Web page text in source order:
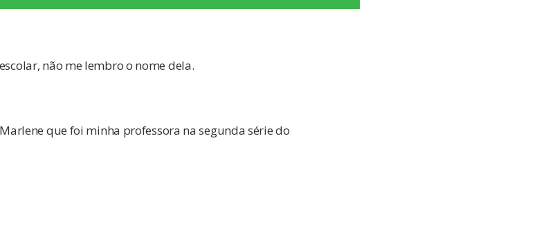
não me lembro o nome dela.
que foi minha professora na segunda série do